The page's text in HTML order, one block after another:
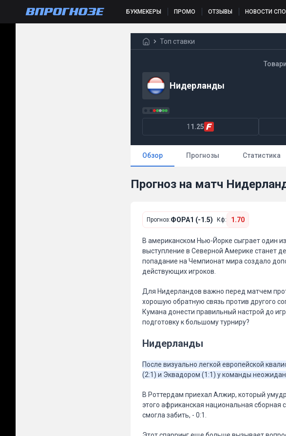
БУКМЕКЕРЫ ПРОМО ОТЗЫВЫ НОВОСТИ
Топ ставки
Нидерланды
1 1.25
Обзор Прогнозы Статистика
Прогноз на матч
Прогноз:ФОРА1 (-1.5) Кф: 1.70
В американском Нью-Йорке сыграет один
выступление в Северной Америке станет
попадание на Чемпионат мира создало
действующих игроков.
Для Нидерландов важно перед матчем
хорошую обратную связь против другого
Кумана донести правильный настрой до
подготовку к большому турниру?
Нидерланды
После визуально легкой европейской
(2:1) и Эквадором (1:1) у команды
В Роттердам приехал Алжир, который
этого африканская национальная сборная
смогла забить, - 0:1.